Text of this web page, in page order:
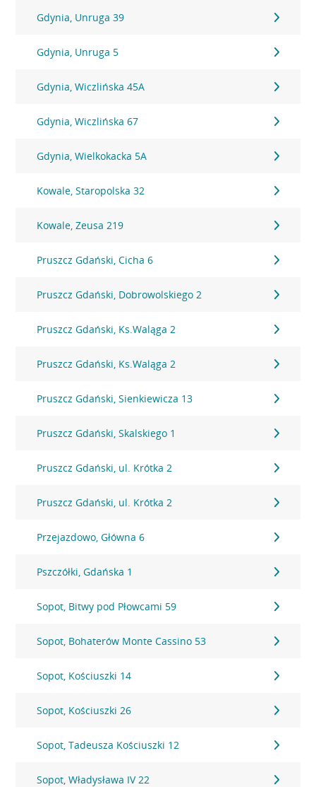
Gdynia, Unruga 39
Gdynia, Unruga 5
Gdynia, Wiczlińska 45A
Gdynia, Wiczlińska 67
Gdynia, Wielkokacka 5A
Kowale, Staropolska 32
Kowale, Zeusa 219
Pruszcz Gdański, Cicha 6
Pruszcz Gdański, Dobrowolskiego 2
Pruszcz Gdański, Ks.Waląga 2
Pruszcz Gdański, Ks.Waląga 2
Pruszcz Gdański, Sienkiewicza 13
Pruszcz Gdański, Skalskiego 1
Pruszcz Gdański, ul. Krótka 2
Pruszcz Gdański, ul. Krótka 2
Przejazdowo, Główna 6
Pszczółki, Gdańska 1
Sopot, Bitwy pod Płowcami 59
Sopot, Bohaterów Monte Cassino 53
Sopot, Kościuszki 14
Sopot, Kościuszki 26
Sopot, Tadeusza Kościuszki 12
Sopot, Władysława IV 22